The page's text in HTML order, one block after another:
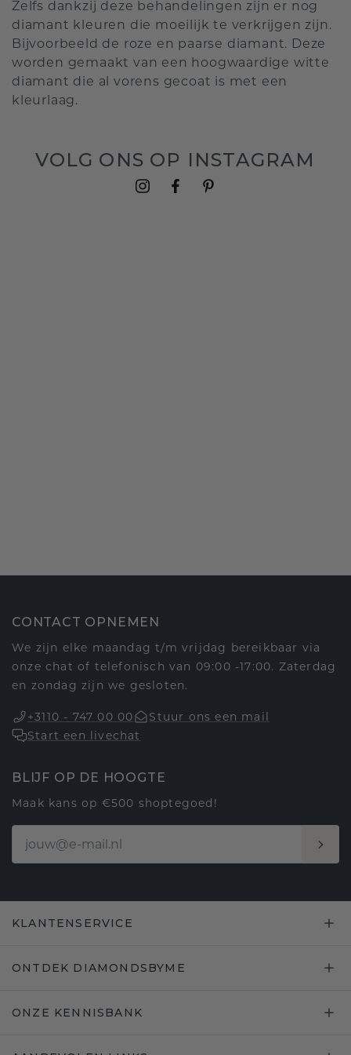
Zelfs dankzij deze behandelingen zijn er nog
diamant kleuren die moeilijk te verkrijgen zijn.
Bijvoorbeeld de roze en paarse diamant. Deze
worden gemaakt van een hoogwaardige witte
diamant die al vorens gecoat is met een
kleurlaag.
VOLG ONS OP INSTAGRAM
CONTACT OPNEMEN
We zijn elke maandag t/m vrijdag bereikbaar via
onze chat of telefonisch van 09:00 -17:00. Zaterdag
en zondag zijn we gesloten.
+3110 - 747 00 00
Stuur ons een mail
Start een livechat
BLIJF OP DE HOOGTE
Maak kans op €500 shoptegoed!
KLANTENSERVICE
ONTDEK DIAMONDSBYME
ONZE KENNISBANK